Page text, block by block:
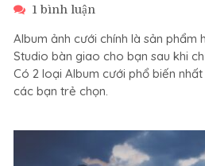
1 bình luận
loại
album
ảnh
cưới
nhất
hiện
Album ảnh cưới chính là sản phẩm
Studio bàn giao cho bạn sau khi
Có 2 loại Album cưới phổ biến
các bạn trẻ chọn.